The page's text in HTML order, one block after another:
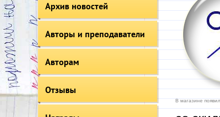
Архив новостей
Авторы и преподаватели
Авторам
Отзывы
В магазине